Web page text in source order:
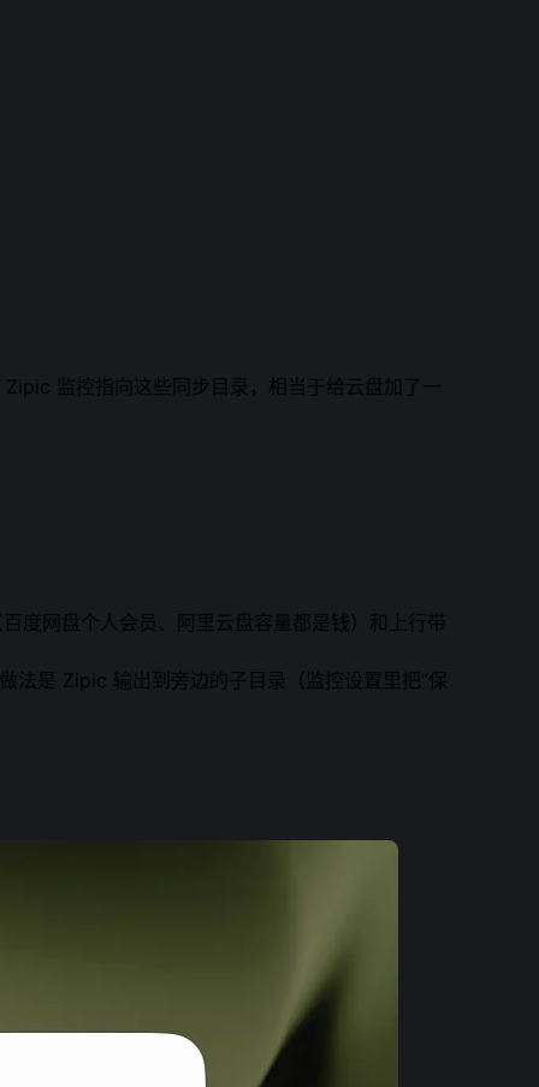
监控指向这些同步目录，相当于给云盘加了一
网盘个人会员、阿里云盘容量都是钱）和上行带
法是 Zipic 输出到旁边的子目录（监控设置里把“保